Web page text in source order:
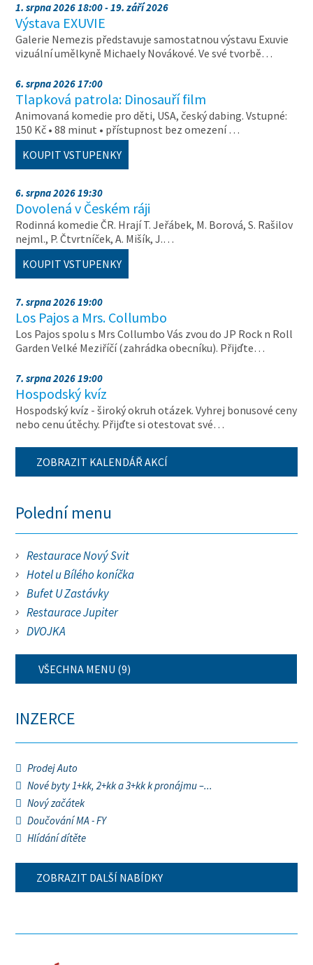
1. srpna 2026 18:00 - 19. září 2026
Výstava EXUVIE
Galerie Nemezis představuje samostatnou výstavu Exuvie
vizuální umělkyně Michaely Novákové. Ve své tvorbě…
6. srpna 2026 17:00
Tlapková patrola: Dinosauří film
Animovaná komedie pro děti, USA, český dabing. Vstupné:
150 Kč • 88 minut • přístupnost bez omezení …
KOUPIT VSTUPENKY
6. srpna 2026 19:30
Dovolená v Českém ráji
Rodinná komedie ČR. Hrají T. Jeřábek, M. Borová, S. Rašilov
nejml., P. Čtvrtníček, A. Mišík, J.…
KOUPIT VSTUPENKY
7. srpna 2026 19:00
Los Pajos a Mrs. Collumbo
Los Pajos spolu s Mrs Collumbo Vás zvou do JP Rock n Roll
Garden Velké Meziříčí (zahrádka obecníku). Přijďte…
7. srpna 2026 19:00
Hospodský kvíz
Hospodský kvíz - široký okruh otázek. Vyhrej bonusové ceny
nebo cenu útěchy. Přijďte si otestovat své…
ZOBRAZIT KALENDÁŘ AKCÍ
Polední menu
Restaurace Nový Svit
Hotel u Bílého koníčka
Bufet U Zastávky
Restaurace Jupiter
DVOJKA
VŠECHNA MENU (9)
INZERCE
Prodej Auto
Nové byty 1+kk, 2+kk a 3+kk k pronájmu –...
Nový začátek
Doučování MA - FY
Hlídání dítěte
ZOBRAZIT DALŠÍ NABÍDKY